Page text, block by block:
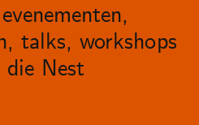
talks, workshops
die Nest